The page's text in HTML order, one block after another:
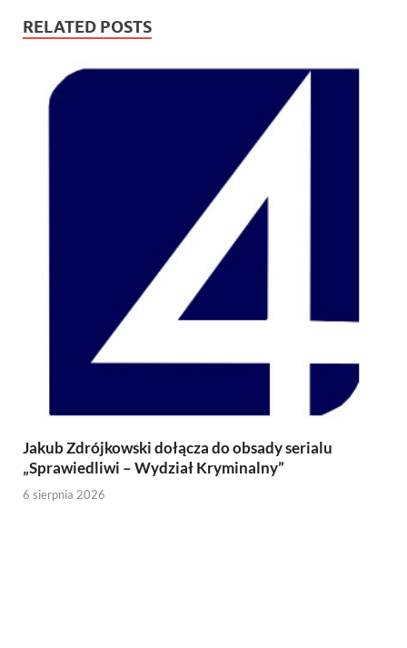
RELATED POSTS
Jakub Zdrójkowski dołącza do obsady serialu
„Sprawiedliwi – Wydział Kryminalny”
6 sierpnia 2026